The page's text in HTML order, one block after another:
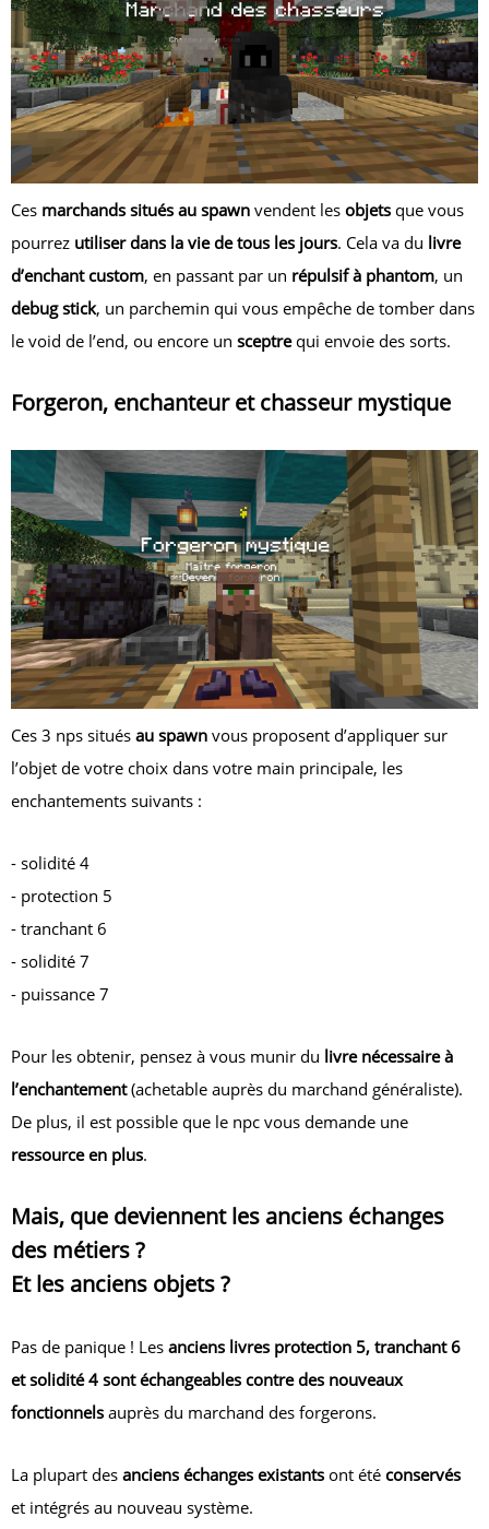
Ces marchands situés au spawn vendent les objets que vous
pourrez utiliser dans la vie de tous les jours. Cela va du livre
d’enchant custom, en passant par un répulsif à phantom, un
debug stick, un parchemin qui vous empêche de tomber dans
le void de l’end, ou encore un sceptrequi envoie des sorts.
Forgeron, enchanteur et chasseur mystique
Ces 3 nps situés au spawn vous proposent d’appliquer sur
l’objet de votre choix dans votre main principale, les
enchantements suivants :
- solidité 4
- protection 5
- tranchant 6
- solidité 7
- puissance 7
Pour les obtenir, pensez à vous munir du livre nécessaire à
l’enchantement(achetable auprès du marchand généraliste).
De plus, il est possible que le npc vous demande une
ressource en plus.
Mais, que deviennent les anciens échanges
des métiers ?
Et les anciens objets ?
Pas de panique ! Les anciens livres protection 5, tranchant 6
et solidité 4 sont échangeables contre des nouveaux
fonctionnels auprès du marchand des forgerons.
La plupart des anciens échanges existants ont été conservés
et intégrés au nouveau système.